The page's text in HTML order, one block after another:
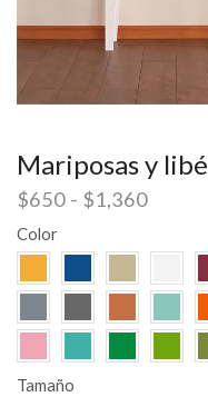
Mariposas y
$650 - $1,360
Color
Tamaño